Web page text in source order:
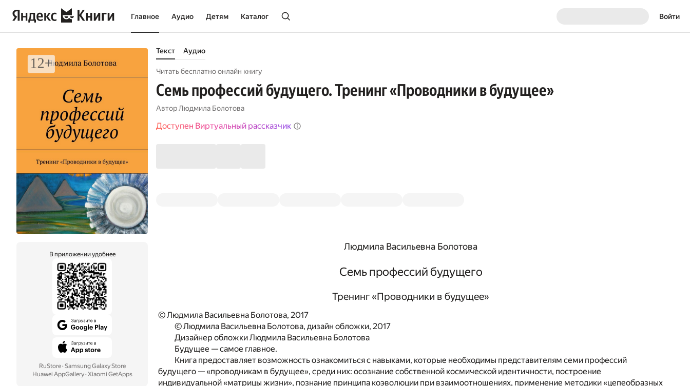
Главное Аудио Детям Каталог Войти
В приложении удобнее
RuStore· Samsung Galaxy Store
Huawei AppGallery· Xiaomi GetApps
Текст Аудио
Читать бесплатно онлайн книгу
Семь профессий будущего. Тренинг «Проводники в будущее»
АвторЛюдмила Болотова
Доступен Виртуальный рассказчик
Людмила Васильевна Болотова
Семь профессий будущего
Тренинг «Проводники в будущее»
© Людмила Васильевна Болотова, 2017
© Людмила Васильевна Болотова, дизайн обложки, 2017
Дизайнер обложки Людмила Васильевна Болотова
Будущее — самое главное.
Книга предоставляет возможность ознакомиться с навыками, которые необходимы представителям семи профессий
будущего — «проводникам в будущее», среди них: осознание собственной космической идентичности, построение
индивидуальной «матрицы жизни», познание принципа коэволюции при взаимоотношениях, применение методики «цепеобразных